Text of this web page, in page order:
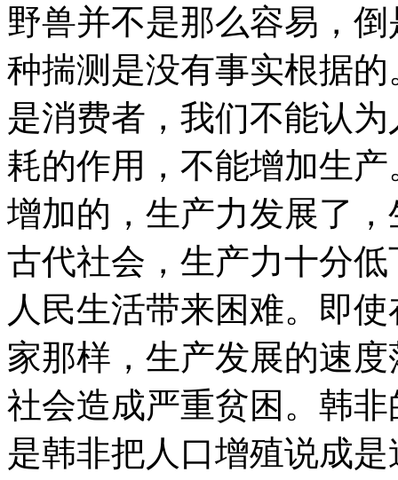
野兽并不是那么容易，
种揣测是没有事实根据
是消费者，我们不能认
耗的作用，不能增加生
增加的，生产力发展了
古代社会，生产力十分
人民生活带来困难。即
家那样，生产发展的速
社会造成严重贫困。韩
是韩非把人口增殖说成